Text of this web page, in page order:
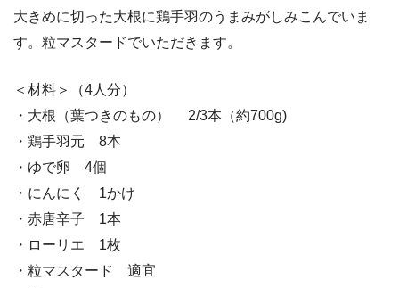
大きめに切った大根に鶏手羽のうまみがしみこんでいま
す。粒マスタードでいただきます。
＜材料＞（4人分）
・大根（葉つきのもの） 2/3本（約700g)
・鶏手羽元 8本
・ゆで卵 4個
・にんにく 1かけ
・赤唐辛子 1本
・ローリエ 1枚
・粒マスタード 適宜